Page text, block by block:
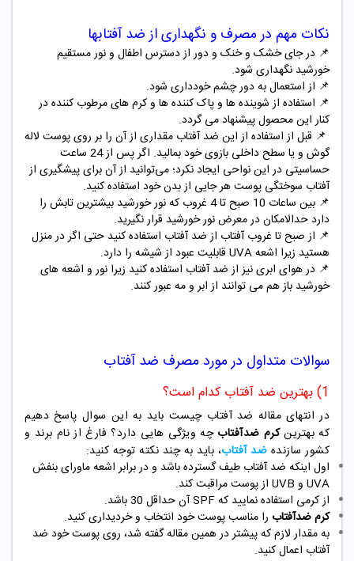
نکات مهم در مصرف و نگهداری از ضد آفتابها
📌 در جای خشک و خنک و دور از دسترس اطفال و نور مستقیم
خورشید نگهداری شود.
📌 از استعمال به دور چشم خودداری شود.
📌 استفاده از شوینده ها و پاک کننده ها و کرم های مرطوب کننده در
کنار این محصول پیشنهاد می گردد.
📌 قبل از استفاده از این ضد آفتاب مقداری از آن را بر روی پوست لاله
گوش و یا سطح داخلی بازوی خود بمالید. اگر پس از 24 ساعت
حساسیتی در این نواحی ایجاد نکرد؛ می‌توانید از آن برای پیشگیری از
آفتاب سوختگی پوست هر جایی از بدن خود استفاده کنید.
📌
بین ساعات 10 صبح تا 4 غروب که نور خورشید بیشترین تابش را
دارد حدالامکان در معرض نور خورشید قرار نگیرید.
📌 از صبح تا غروب آفتاب از ضد آفتاب استفاده کنید حتی اگر در منزل
هستید زیرا اشعه UVA قابلیت عبود از شیشه را دارد.
📌 در هوای ابری نیز از ضد آفتاب استفاده کنید زیرا نور و اشعه های
خورشید باز هم می توانند از ابر و مه عبور کنند.
سوالات متداول در مورد مصرف ضد آفتاب
1) بهترین ضد آفتاب کدام است؟
در انتهای مقاله ضد آفتاب چیست باید به این سوال پاسخ دهیم
که بهترینکرم ضدآفتاب چه ویژگی هایی دارد؟ فارغ از نام برند و
کشور سازنده ضد آفتاب، باید به چند نکته توجه کنید:
اول اینکه ضد آفتاب طیف گسترده باشد و در برابر اشعه ماورای بنفش
UVA و UVB از پوست مراقبت کند.
از کرمی استفاده نمایید که SPF آن حداقل 30 باشد.
کرم ضدآفتاب را مناسب پوست خود انتخاب و خردیداری کنید.
به مقدار لازم که پیشتر در همین مقاله گفته شد، روی پوست خود ضد
آفتاب اعمال کنید.